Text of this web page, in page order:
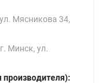
Мясникова 34,
Минск, ул.